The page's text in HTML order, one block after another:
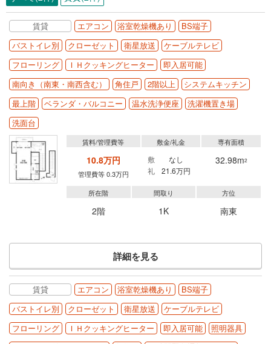
賃貸 エアコン 浴室乾燥機あり
BS端子
バストイレ別
クローゼット 衛星放送
ケーブルテレビ
フローリング
ＩＨクッキングヒーター
即入居可能
南向き（南東・南西含む）
角住戸 2階以上
システムキッチン
最上階
ベランダ・バルコニー 温水洗浄便座
洗濯機置き場
洗面台
賃料/管理費等
10.8万円
管理費等 0.3万円
敷金/礼金
敷
なし
礼
21.6万円
専有面積
32.98m2
所在階
2階
間取り
1K
方位
南東
詳細を見る
賃貸 エアコン 浴室乾燥機あり
BS端子
バストイレ別
クローゼット 衛星放送
ケーブルテレビ
フローリング
ＩＨクッキングヒーター 即入居可能
照明器具